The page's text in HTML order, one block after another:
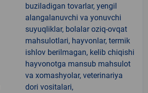
buziladigan tovarlar, yengil
alangalanuvchi va yonuvchi
suyuqliklar, bolalar oziq-ovqat
mahsulotlari, hayvonlar, termik
ishlov berilmagan, kelib chiqishi
hayvonotga mansub mahsulot
va xomashyolar, veterinariya
dori vositalari,